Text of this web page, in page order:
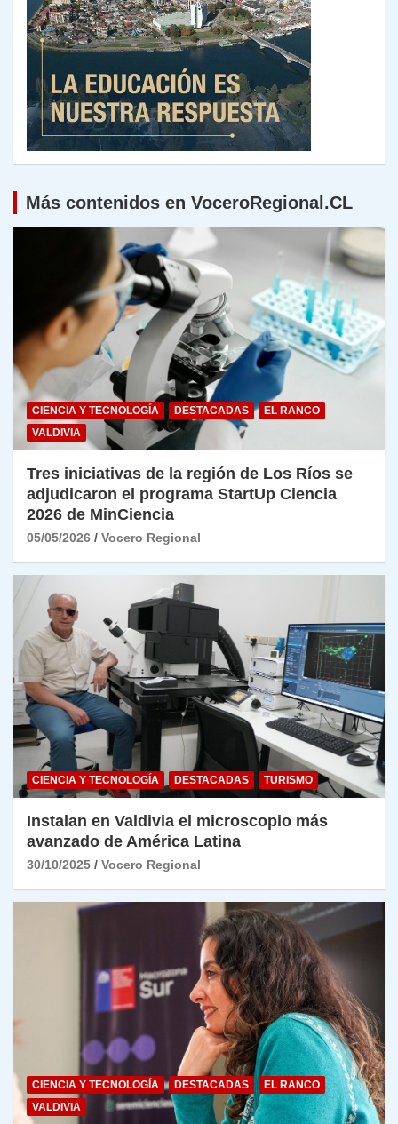
Más contenidos en VoceroRegional.CL
CIENCIA Y TECNOLOGÍA DESTACADAS
EL RANCO
VALDIVIA
Tres iniciativas de la región de Los Ríos se
adjudicaron el programa StartUp Ciencia
2026 de MinCiencia
05/05/2026 Vocero Regional
CIENCIA Y TECNOLOGÍA DESTACADAS TURISMO
Instalan en Valdivia el microscopio más
avanzado de América Latina
30/10/2025 Vocero Regional
CIENCIA Y TECNOLOGÍA DESTACADAS
EL RANCO
VALDIVIA